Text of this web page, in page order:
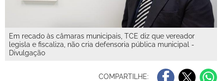
Em recado às câmaras municipais, TCE diz que vereador
legisla e fiscaliza, não cria defensoria pública municipal -
Divulgação
COMPARTILHE: